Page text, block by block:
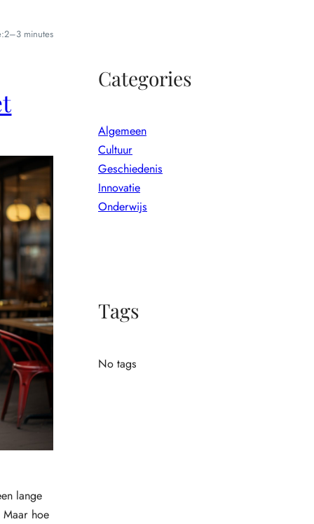
2–3 minutes
lange
hoe
Categories
Algemeen
Cultuur
Geschiedenis
Innovatie
Onderwijs
Tags
No tags